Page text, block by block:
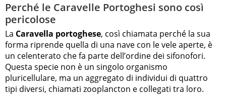
Perché le Caravelle Portoghesi sono così
pericolose
La Caravella portoghese, così chiamata perché la sua
forma riprende quella di una nave con le vele aperte, è
un celenterato che fa parte dell’ordine dei sifonofori.
Questa specie non è un singolo organismo
pluricellulare, ma un aggregato di individui di quattro
tipi diversi, chiamati zooplancton e collegati tra loro.